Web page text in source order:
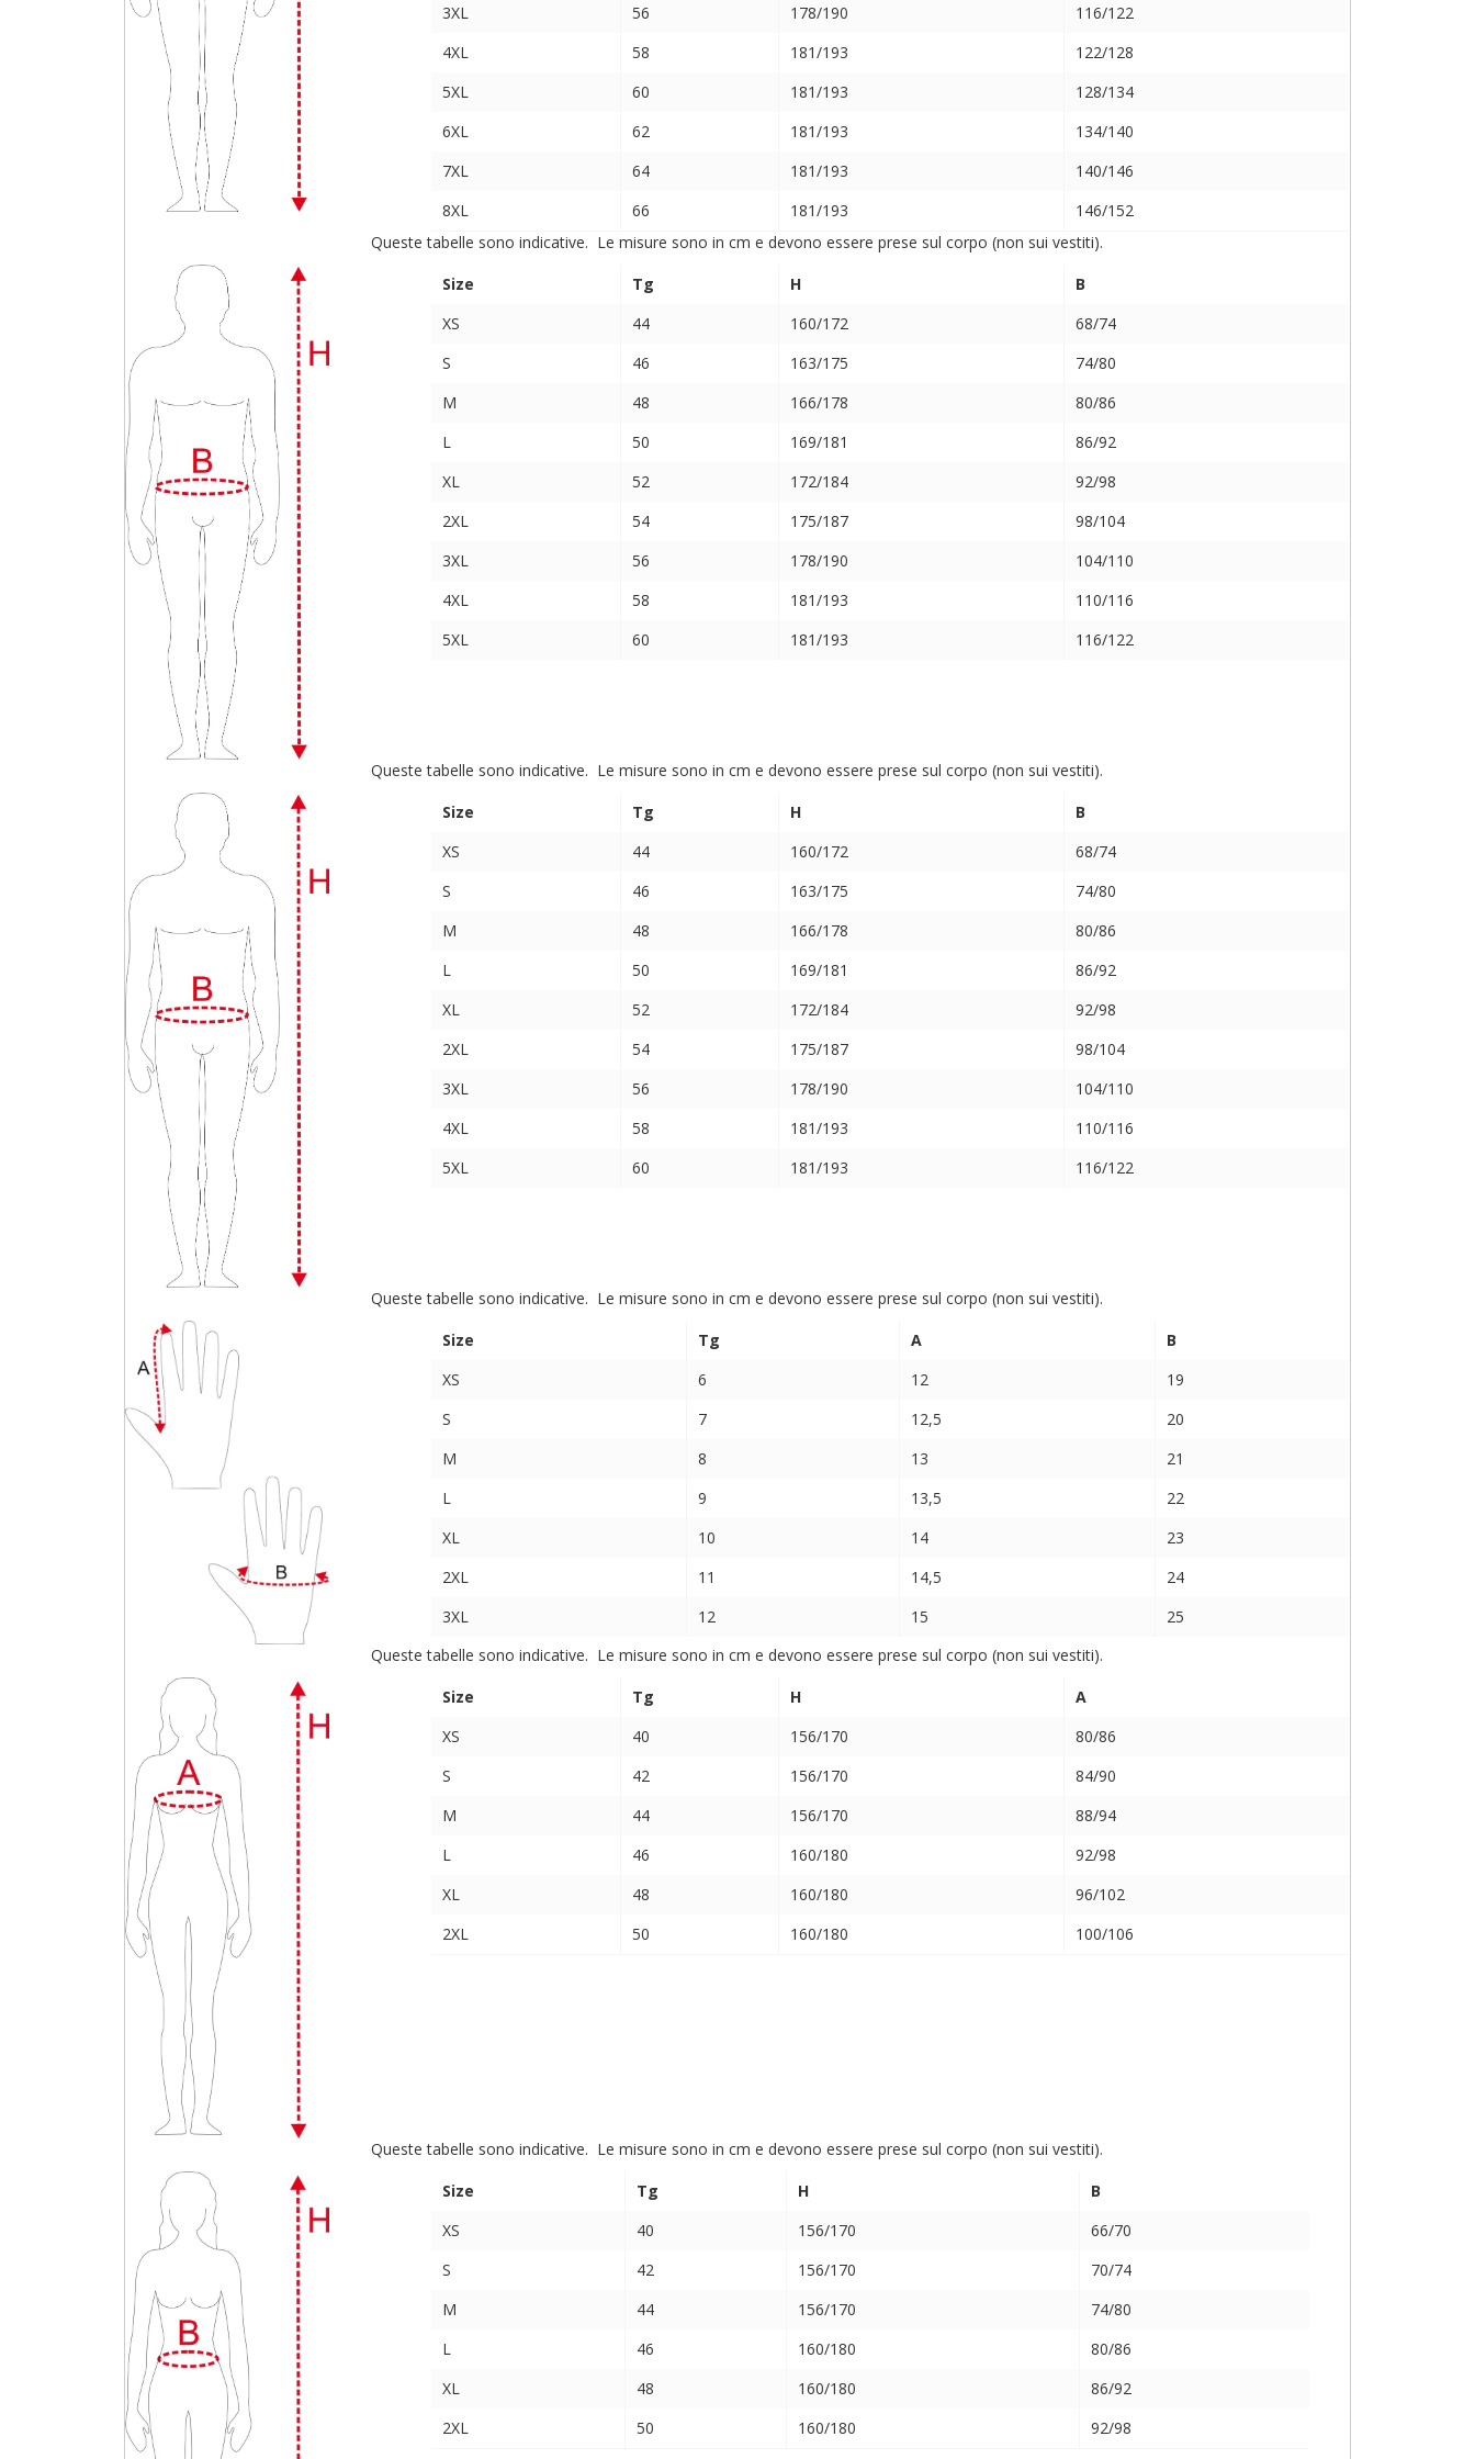
3XL
56 178/190
116/122
4XL
58 181/193
122/128
5XL
60 181/193
128/134
6XL
62 181/193
134/140
7XL
64 181/193
140/146
8XL
66 181/193
146/152
Queste tabelle sono indicative. Le misure sono in cm e devono essere prese sul corpo (non sui vestiti).
Size
Tg H
B
XS
44 160/172
68/74
S
46 163/175
74/80
M
48 166/178
80/86
L
50 169/181
86/92
XL
52 172/184
92/98
2XL
54 175/187
98/104
3XL
56 178/190
104/110
4XL
58 181/193
110/116
5XL
60 181/193 116/122
Queste tabelle sono indicative. Le misure sono in cm e devono essere prese sul corpo (non sui vestiti).
Size
Tg H
B
XS
44 160/172
68/74
S
46 163/175
74/80
M
48 166/178
80/86
L
50 169/181
86/92
XL
52 172/184
92/98
2XL
54 175/187
98/104
3XL
56 178/190
104/110
4XL
58 181/193
110/116
5XL
60 181/193 116/122
Queste tabelle sono indicative. Le misure sono in cm e devono essere prese sul corpo (non sui vestiti).
Size
Tg A
B
XS
6 12
19
S
7 12,5
20
M
8 13
21
L
9 13,5
22
XL
10 14
23
2XL
11 14,5
24
3XL
12 15
25
Queste tabelle sono indicative. Le misure sono in cm e devono essere prese sul corpo (non sui vestiti).
Size
Tg H
A
XS
40 156/170
80/86
S
42 156/170
84/90
M
44 156/170
88/94
L
46 160/180
92/98
XL
48 160/180
96/102
2XL
50 160/180 100/106
Queste tabelle sono indicative. Le misure sono in cm e devono essere prese sul corpo (non sui vestiti).
Size
Tg H
B
XS
40 156/170
66/70
S
42 156/170
70/74
M
44 156/170
74/80
L
46 160/180
80/86
XL
48 160/180
86/92
2XL
50 160/180 92/98